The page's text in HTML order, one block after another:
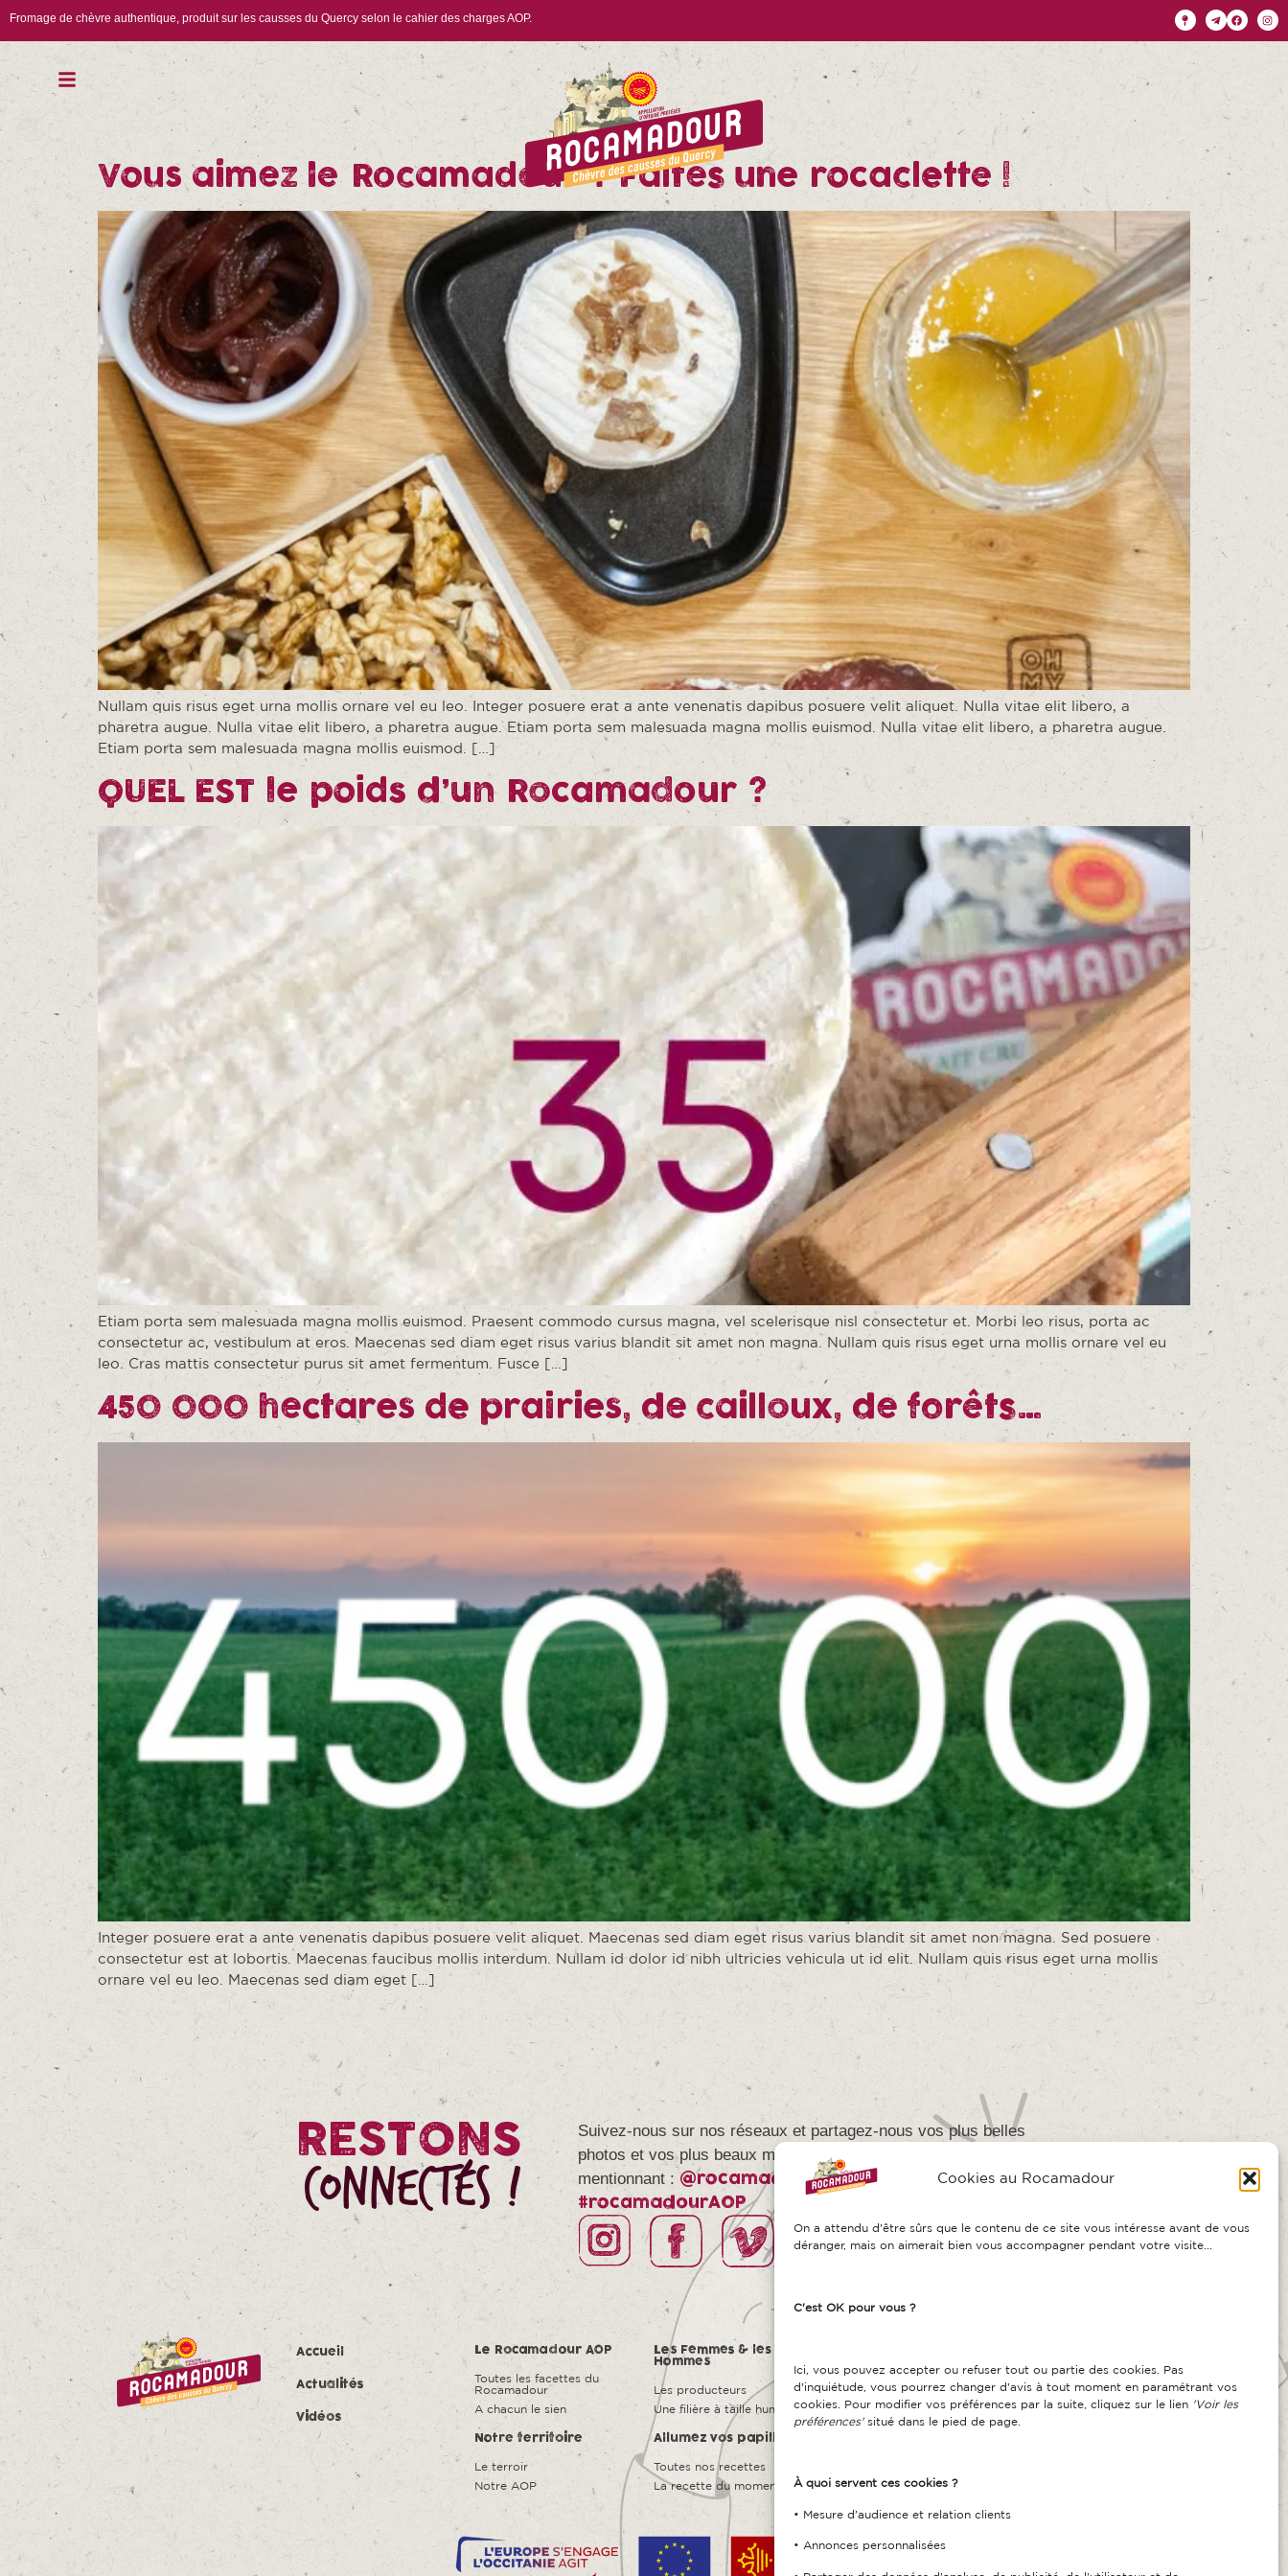
Cookies au Rocamadour
On a attendu d'être sûrs que le contenu de ce site vous intéresse avant de vous
déranger, mais on aimerait bien vous accompagner pendant votre visite...
C'est OK pour vous ?
Ici, vous pouvez accepter ou refuser tout ou partie des cookies. Pas
d'inquiétude, vous pourrez changer d'avis à tout moment en paramétrant vos
cookies. Pour modifier vos préférences par la suite, cliquez sur le lien 'Voir les
préférences'situé dans le pied de page.
À quoi servent ces cookies ?
• Mesure d'audience et relation clients
• Annonces personnalisées
Fromage de chèvre authentique, produit sur les causses du Quercy selon le cahier des charges AOP.
Vous aimez le Rocamadour ? Faites une rocaclette !
Nullam quis risus eget urna mollis ornare vel eu leo. Integer posuere erat a ante venenatis dapibus posuere velit aliquet. Nulla vitae elit libero, a
pharetra augue. Nulla vitae elit libero, a pharetra augue. Etiam porta sem malesuada magna mollis euismod. Nulla vitae elit libero, a pharetra augue.
Etiam porta sem malesuada magna mollis euismod. […]
QUEL EST le poids d’un Rocamadour ?
Etiam porta sem malesuada magna mollis euismod. Praesent commodo cursus magna, vel scelerisque nisl consectetur et. Morbi leo risus, porta ac
consectetur ac, vestibulum at eros. Maecenas sed diam eget risus varius blandit sit amet non magna. Nullam quis risus eget urna mollis ornare vel eu
leo. Cras mattis consectetur purus sit amet fermentum. Fusce […]
450 000 hectares de prairies, de cailloux, de forêts…
Integer posuere erat a ante venenatis dapibus posuere velit aliquet. Maecenas sed diam eget risus varius blandit sit amet non magna. Sed posuere
consectetur est at lobortis. Maecenas faucibus mollis interdum. Nullam id dolor id nibh ultricies vehicula ut id elit. Nullam quis risus eget urna mollis
ornare vel eu leo. Maecenas sed diam eget […]
RESTONS
CONNECTÉS !
Suivez-nous sur nos réseaux et partagez-nous vos plus belles
photos et vos plus beaux moments Rocamadour en nous
mentionnant : @rocamadour_aopet en utilisant
#rocamadourAOP
Accueil
Actualités
Vidéos
Le Rocamadour AOP
Toutes les facettes du
Rocamadour
A chacun le sien
Notre territoire
Le terroir
Notre AOP
Les Femmes & les
Hommes
Les producteurs
Une filière à taille humaine
Allumez vos papilles
Toutes nos recettes
La recette du moment
Documentation
Presse